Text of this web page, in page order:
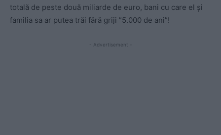
totală de peste două miliarde de euro, bani cu care el și
familia sa ar putea trăi fără griji ”5.000 de ani”!
- Advertisement -